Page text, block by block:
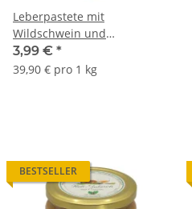
Leberpastete mit
Wildschwein und
Pfifferlingen
3,99 € *
39,90 € pro 1 kg
BESTSELLER